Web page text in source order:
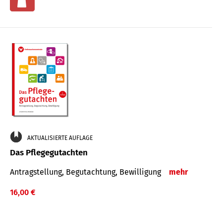
AKTUALISIERTE AUFLAGE
Das Pflegegutachten
Antragstellung, Begutachtung, Bewilligung mehr
16,00 €